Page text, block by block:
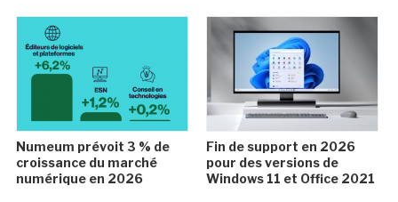
Numeum prévoit 3 % de
croissance du marché
numérique en 2026
Fin de support en 2026
pour des versions de
Windows 11 et Office 2021